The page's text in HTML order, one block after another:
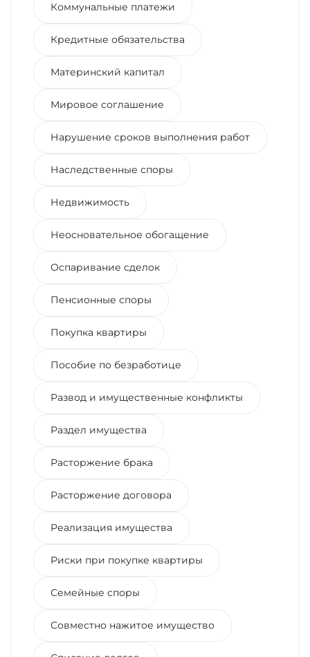
Коммунальные платежи
Кредитные обязательства
Материнский капитал
Мировое соглашение
Нарушение сроков выполнения работ
Наследственные споры
Недвижимость
Неосновательное обогащение
Оспаривание сделок
Пенсионные споры
Покупка квартиры
Пособие по безработице
Развод и имущественные конфликты
Раздел имущества
Расторжение брака
Расторжение договора
Реализация имущества
Риски при покупке квартиры
Семейные споры
Совместно нажитое имущество